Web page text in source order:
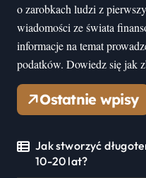
o zarobkach ludzi z
wiadomości ze świata
informacje na temat
podatków. Dowiedz się jak
Ostatnie wpisy
Jak stworzyć
10-20 lat?